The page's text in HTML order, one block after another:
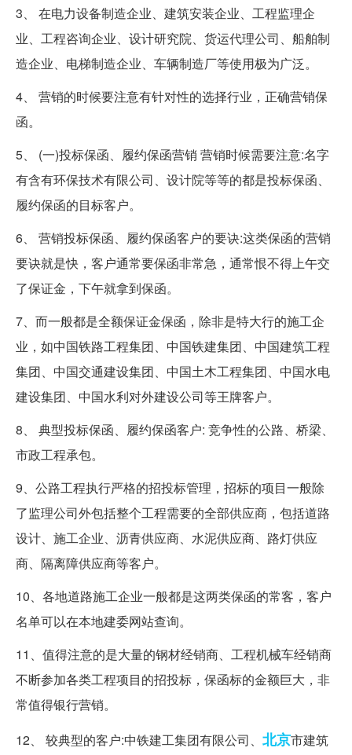
3、 在电力设备制造企业、建筑安装企业、工程监理企
业、工程咨询企业、设计研究院、货运代理公司、船舶制
造企业、电梯制造企业、车辆制造厂等使用极为广泛。
4、 营销的时候要注意有针对性的选择行业，正确营销保
函。
5、 (一)投标保函、履约保函营销 营销时候需要注意:名字
有含有环保技术有限公司、设计院等等的都是投标保函、
履约保函的目标客户。
6、 营销投标保函、履约保函客户的要诀:这类保函的营销
要诀就是快，客户通常要保函非常急，通常恨不得上午交
了保证金，下午就拿到保函。
7、而一般都是全额保证金保函，除非是特大行的施工企
业，如中国铁路工程集团、中国铁建集团、中国建筑工程
集团、中国交通建设集团、中国土木工程集团、中国水电
建设集团、中国水利对外建设公司等王牌客户。
8、 典型投标保函、履约保函客户: 竞争性的公路、桥梁、
市政工程承包。
9、公路工程执行严格的招投标管理，招标的项目一般除
了监理公司外包括整个工程需要的全部供应商，包括道路
设计、施工企业、沥青供应商、水泥供应商、路灯供应
商、隔离障供应商等客户。
10、各地道路施工企业一般都是这两类保函的常客，客户
名单可以在本地建委网站查询。
11、值得注意的是大量的钢材经销商、工程机械车经销商
不断参加各类工程项目的招投标，保函标的金额巨大，非
常值得银行营销。
12、 较典型的客户:中铁建工集团有限公司、 北京市建筑